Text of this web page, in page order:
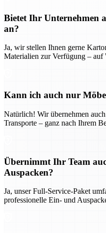
Bietet Ihr Unternehmen
an?
Ja, wir stellen Ihnen gerne
Materialien zur Verfügung –
Kann ich auch nur
Natürlich! Wir übernehmen
Transporte – ganz nach Ihrem
Übernimmt Ihr Team
Auspacken?
Ja, unser Full-Service-Paket
professionelle Ein- und